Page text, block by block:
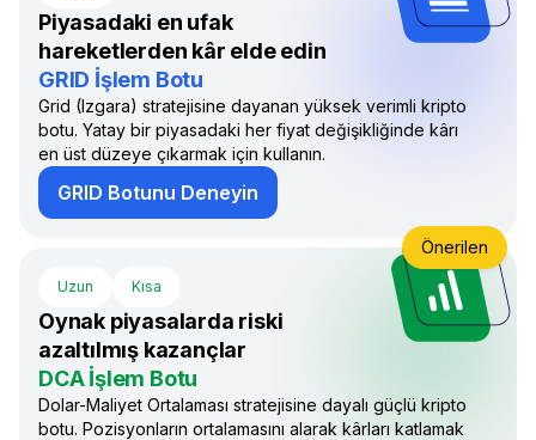
Piyasadaki en ufak
hareketlerden kâr elde edin
GRID İşlem Botu
Grid (Izgara) stratejisine dayanan yüksek verimli kripto
botu. Yatay bir piyasadaki her fiyat değişikliğinde kârı
en üst düzeye çıkarmak için kullanın.
GRID Botunu Deneyin
Uzun Kısa
Oynak piyasalarda riski
azaltılmış kazançlar
DCA İşlem Botu
Dolar-Maliyet Ortalaması stratejisine dayalı güçlü kripto
botu. Pozisyonların ortalamasını alarak kârları katlamak
Önerilen